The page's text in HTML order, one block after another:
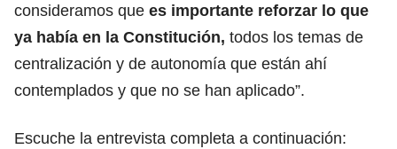
consideramos que es importante reforzar lo que
ya había en la Constitución, todos los temas de
centralización y de autonomía que están ahí
contemplados y que no se han aplicado”.
Escuche la entrevista completa a continuación: